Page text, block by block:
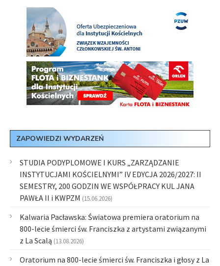
ZAPOWIEDZI WYDARZEŃ
STUDIA PODYPLOMOWE I KURS „ZARZĄDZANIE
INSTYTUCJAMI KOŚCIELNYMI” IV EDYCJA 2026/2027: II
SEMESTRY, 200 GODZIN WE WSPÓŁPRACY KUL JANA
PAWŁA II i KWPZM (15.06.2026)
Kalwaria Pacławska: Światowa premiera oratorium na
800-lecie śmierci św. Franciszka z artystami związanymi
z La Scalą (13.08.2026)
Oratorium na 800-lecie śmierci św. Franciszka i głosy z La